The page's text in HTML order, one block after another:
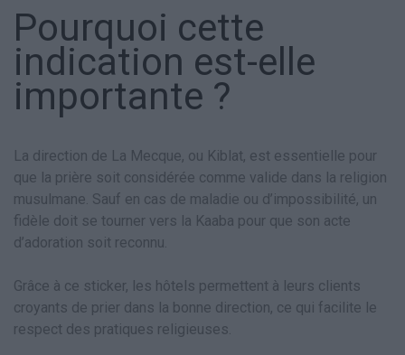
Pourquoi cette
indication est-elle
importante ?
La direction de La Mecque, ou Kiblat, est essentielle pour
que la prière soit considérée comme valide dans la religion
musulmane. Sauf en cas de maladie ou d’impossibilité, un
fidèle doit se tourner vers la Kaaba pour que son acte
d’adoration soit reconnu.
Grâce à ce sticker, les hôtels permettent à leurs clients
croyants de prier dans la bonne direction, ce qui facilite le
respect des pratiques religieuses.